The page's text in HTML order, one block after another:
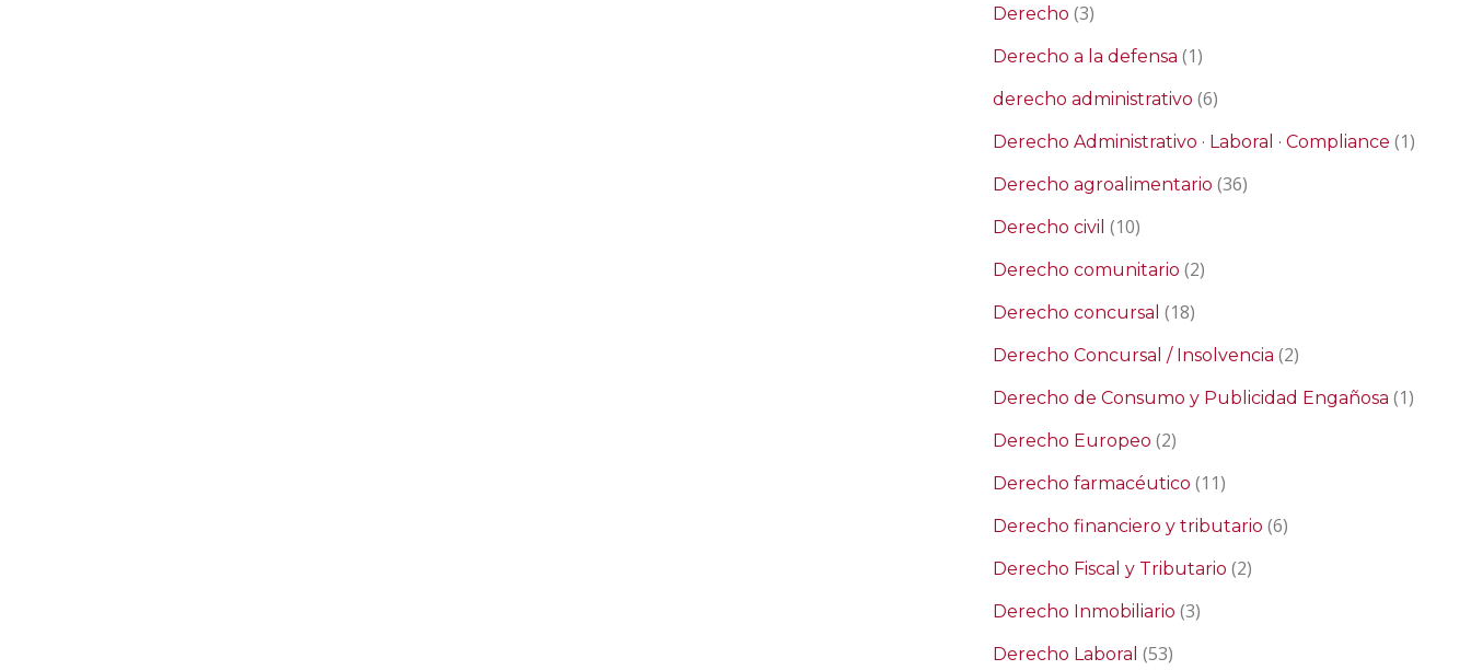
Derecho (3)
Derecho a la defensa (1)
derecho administrativo (6)
Derecho Administrativo · Laboral · Compliance (1)
Derecho agroalimentario (36)
Derecho civil (10)
Derecho comunitario (2)
Derecho concursal (18)
Derecho Concursal / Insolvencia (2)
Derecho de Consumo y Publicidad Engañosa (1)
Derecho Europeo (2)
Derecho farmacéutico (11)
Derecho financiero y tributario (6)
Derecho Fiscal y Tributario (2)
Derecho Inmobiliario (3)
Derecho Laboral (53)